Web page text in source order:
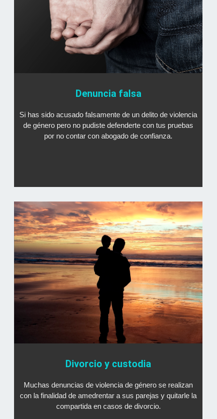
Denuncia falsa
Si has sido acusado falsamente de un delito de violencia
de género pero no pudiste defenderte con tus pruebas
por no contar con abogado de confianza.
Divorcio y custodia
Muchas denuncias de violencia de género se realizan
con la finalidad de amedrentar a sus parejas y quitarle la
compartida en casos de divorcio.